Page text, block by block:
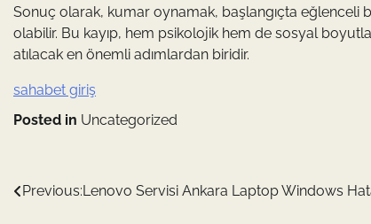
Sonuç olarak, kumar oynamak, başlangıçta eğlenceli
olabilir. Bu kayıp, hem psikolojik hem de sosyal
atılacak en önemli adımlardan biridir.
sahabet giriş
Posted in Uncategorized
Yazı
Previous:Lenovo Servisi Ankara Laptop Windows